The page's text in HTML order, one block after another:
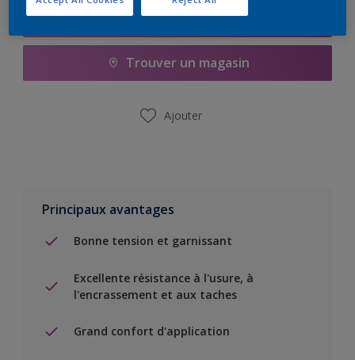
Ajouter à la liste d’achats
Trouver un magasin
Ajouter
Principaux avantages
Bonne tension et garnissant
Excellente résistance à l'usure, à
l'encrassement et aux taches
Grand confort d'application